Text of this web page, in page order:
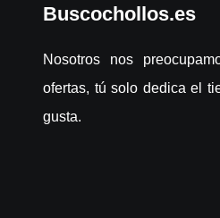
Buscochollos.es
Nosotros nos
ofertas, tú solo dedica el
gusta.